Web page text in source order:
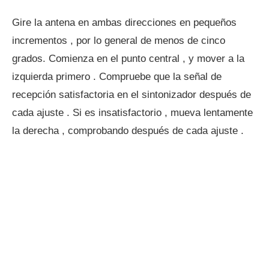
Gire la antena en ambas direcciones en pequeños
incrementos , por lo general de menos de cinco
grados. Comienza en el punto central , y mover a la
izquierda primero . Compruebe que la señal de
recepción satisfactoria en el sintonizador después de
cada ajuste . Si es insatisfactorio , mueva lentamente
la derecha , comprobando después de cada ajuste .